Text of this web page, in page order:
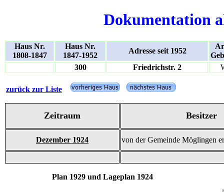
Dokumentation
Haus Nr.
1808-1847
Haus Nr.
1847-1952
Adresse seit 1952
300
Friedrichstr. 2
zurück zur Liste
Zeitraum Besitzer
Dezember 1924 von der Gemeinde Möglingen
Plan 1929 und Lageplan 1924